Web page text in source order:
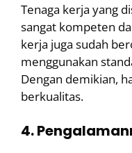
Tenaga kerja yang
sangat kompeten
kerja juga sudah
menggunakan
Dengan demikian,
berkualitas.
4.